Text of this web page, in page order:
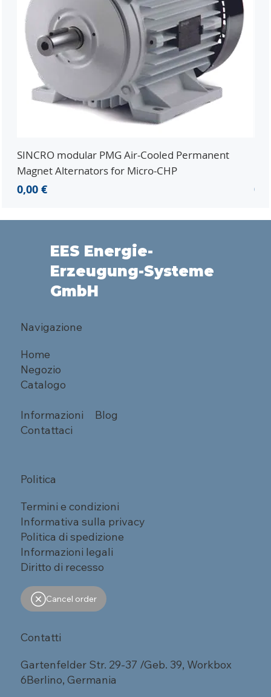
SINCRO modular PMG Air-Cooled Permanent
Magnet Alternators for Micro-CHP
Prezzo
0,00 €
EES Energie-
Erzeugung-Systeme
GmbH
Navigazione
Home
Negozio
Catalogo
Informazioni
Blog
Contattaci
Politica
Termini e condizioni
Informativa sulla privacy
Politica di spedizione
Informazioni legali
Diritto di recesso
Cancel order
Contatti
Gartenfelder Str. 29-37 /Geb. 39, Workbox
6Berlino, Germania